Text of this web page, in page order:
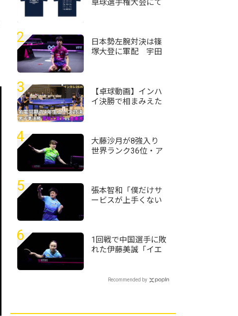
卓球選手権大会にて
2
日本勢左腕対決は篠
塚大登に軍配 宇田
ンズ横浜2026＞
3
【卓球動画】インハ
イ決勝で相まみえた
田知己の1年生対決も
実現｜インカレ卓球
4
大藤沙月が8強入り
世界ランク36位・ア
5
張本智和「僕だけサ
ービスが上手くない
チャンピオンズ横浜
2026＞
6
1回戦で中国選手に敗
れた伊藤美誠「イエ
した」＜卓球・WTT
Recommended by